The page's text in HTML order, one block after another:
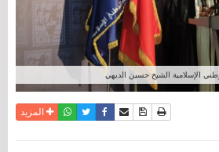
الإسلامية الشيخ حسين الديهي
نسخة للطباعة
حفظ الموضوع
أرسل الى صديق
فيسبوكتويترواتسابالمزيد